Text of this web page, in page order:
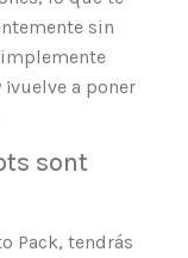
sin
a poner
sont
Pack, tendrás